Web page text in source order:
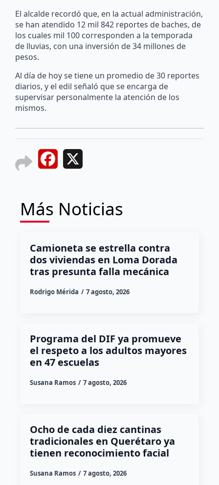
El alcalde recordó que, en la actual administración,
se han atendido 12 mil 842 reportes de baches, de
los cuales mil 100 corresponden a la temporada
de lluvias, con una inversión de 34 millones de
pesos.
Al día de hoy se tiene un promedio de 30 reportes
diarios, y el edil señaló que se encarga de
supervisar personalmente la atención de los
mismos.
Facebook
Más Noticias
Camioneta se estrella contra
dos viviendas en Loma Dorada
tras presunta falla mecánica
Rodrigo Mérida 7 agosto, 2026
Programa del DIF ya promueve
el respeto a los adultos mayores
en 47 escuelas
Susana Ramos 7 agosto, 2026
Ocho de cada diez cantinas
tradicionales en Querétaro ya
tienen reconocimiento facial
Susana Ramos 7 agosto, 2026